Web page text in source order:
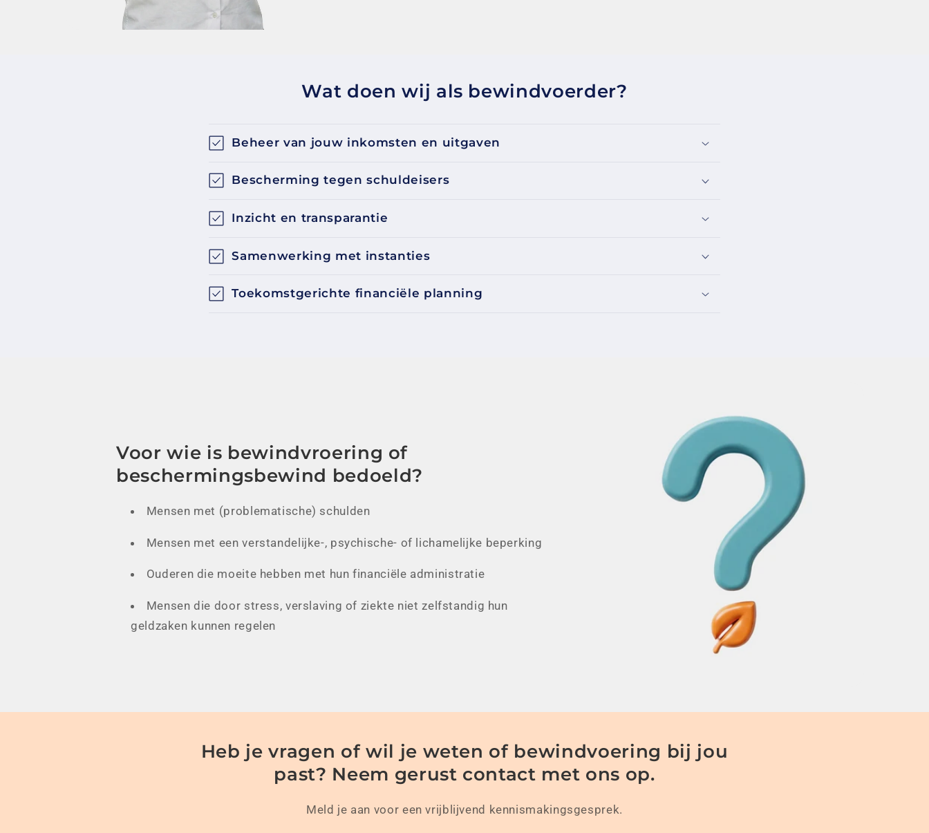
Wat doen wij als bewindvoerder?
Beheer van jouw inkomsten en uitgaven
Bescherming tegen schuldeisers
Inzicht en transparantie
Samenwerking met instanties
Toekomstgerichte financiële planning
Voor wie is bewindvroering of
beschermingsbewind bedoeld?
Mensen met (problematische) schulden
Mensen met een verstandelijke-, psychische- of lichamelijke beperking
Ouderen die moeite hebben met hun financiële administratie
Mensen die door stress, verslaving of ziekte niet zelfstandig hun
geldzaken kunnen regelen
Heb je vragen of wil je weten of bewindvoering bij jou
past? Neem gerust contact met ons op.
Meld je aan voor een vrijblijvend kennismakingsgesprek.